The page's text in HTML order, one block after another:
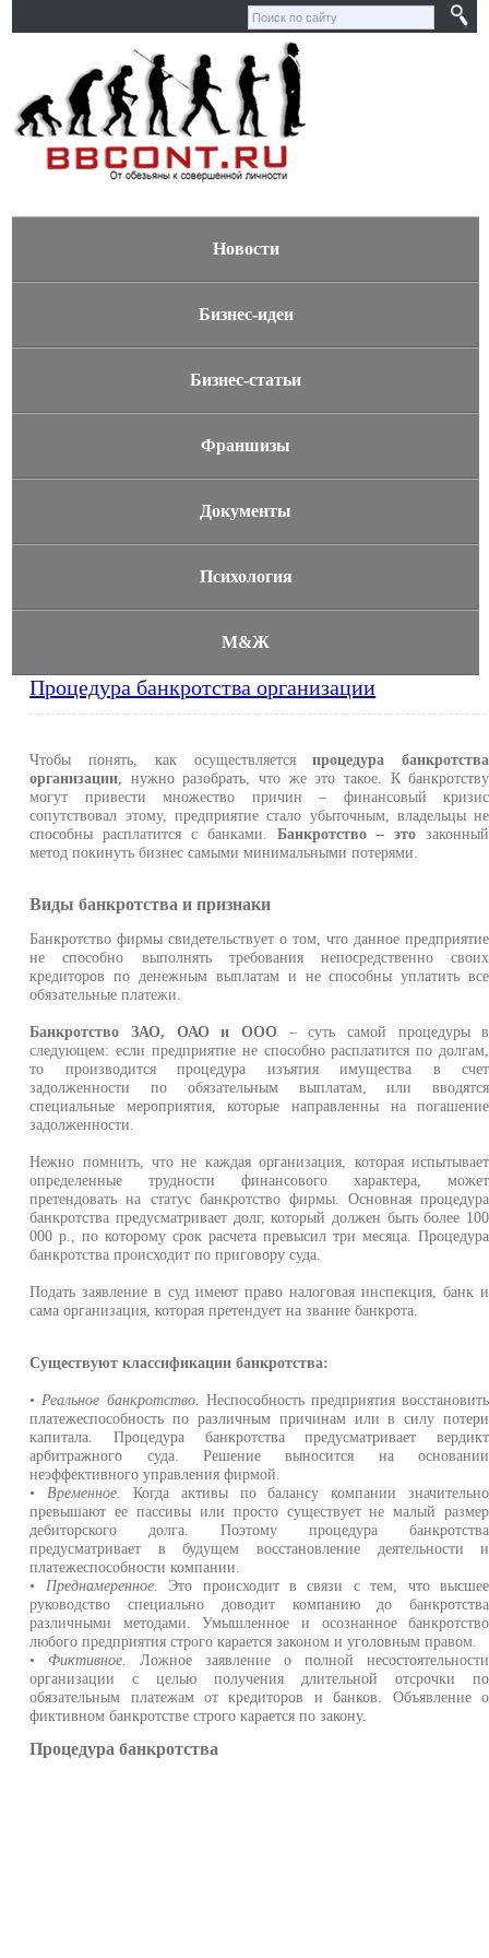
Новости
Бизнес-идеи
Бизнес-статьи
Франшизы
Документы
Психология
М&Ж
Процедура банкротства организации
Чтобы понять, как осуществляетсяпроцедура банкротства
организации , нужно разобрать, что же это такое. К банкротству
могут привести множество причин – финансовый кризис
сопутствовал этому, предприятие стало убыточным, владельцы не
способны расплатится с банками.Банкротство – это законный
метод покинуть бизнес самыми минимальными потерями.
Виды банкротства и признаки
Банкротство фирмы свидетельствует о том, что данное предприятие
не способно выполнять требования непосредственно своих
кредиторов по денежным выплатам и не способны уплатить все
обязательные платежи.
Банкротство ЗАО, ОАО и ООО– суть самой процедуры в
следующем: если предприятие не способно расплатится по долгам,
то производится процедура изъятия имущества в счет
задолженности по обязательным выплатам, или вводятся
специальные мероприятия, которые направленны на погашение
задолженности.
Нежно помнить, что не каждая организация, которая испытывает
определенные трудности финансового характера, может
претендовать на статус банкротство фирмы. Основная процедура
банкротства предусматривает долг, который должен быть более 100
000 р., по которому срок расчета превысил три месяца. Процедура
банкротства происходит по приговору суда.
Подать заявление в суд имеют право налоговая инспекция, банк и
сама организация, которая претендует на звание банкрота.
Существуют классификации банкротства:
• Реальное банкротство.
Неспособность предприятия восстановить
платежеспособность по различным причинам или в силу потери
капитала. Процедура банкротства предусматривает вердикт
арбитражного суда. Решение выносится на основании
неэффективного управления фирмой.
• Временное.
Когда активы по балансу компании значительно
превышают ее пассивы или просто существует не малый размер
дебиторского долга. Поэтому процедура банкротства
предусматривает в будущем восстановление деятельности и
платежеспособности компании.
• Преднамеренное.
Это происходит в связи с тем, что высшее
руководство специально доводит компанию до банкротства
различными методами. Умышленное и осознанное банкротство
любого предприятия строго карается законом и уголовным правом.
• Фиктивное.
Ложное заявление о полной несостоятельности
организации с целью получения длительной отсрочки по
обязательным платежам от кредиторов и банков. Объявление о
фиктивном банкротстве строго карается по закону.
Процедура банкротства